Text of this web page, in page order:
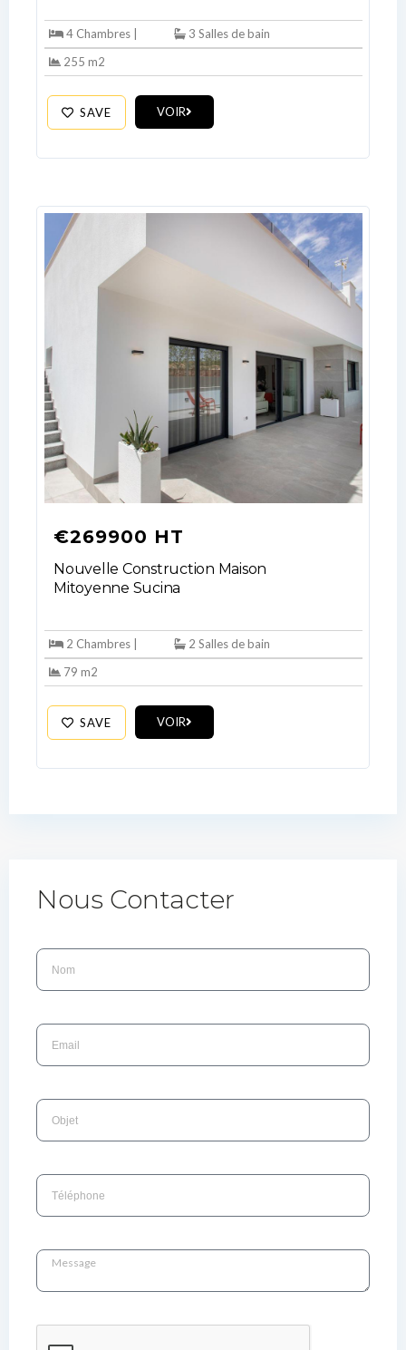
4 Chambres |
3 Salles de bain
255 m2
SAVE VOIR
€269900 HT
Nouvelle Construction Maison
Mitoyenne Sucina
2 Chambres |
2 Salles de bain
79 m2
SAVE VOIR
Nous Contacter
LOGIN
No apps configured. Please contact
Lost your password?